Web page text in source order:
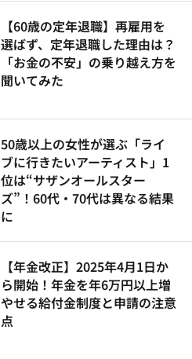
【60歳の定年退職】再雇用を
選ばず、定年退職した理由は？
「お金の不安」の乗り越え方を
聞いてみた
50歳以上の女性が選ぶ「ライ
ブに行きたいアーティスト」1
位は“サザンオールスター
ズ”！60代・70代は異なる結果
に
【年金改正】2025年4月1日か
ら開始！年金を年6万円以上増
やせる給付金制度と申請の注意
点